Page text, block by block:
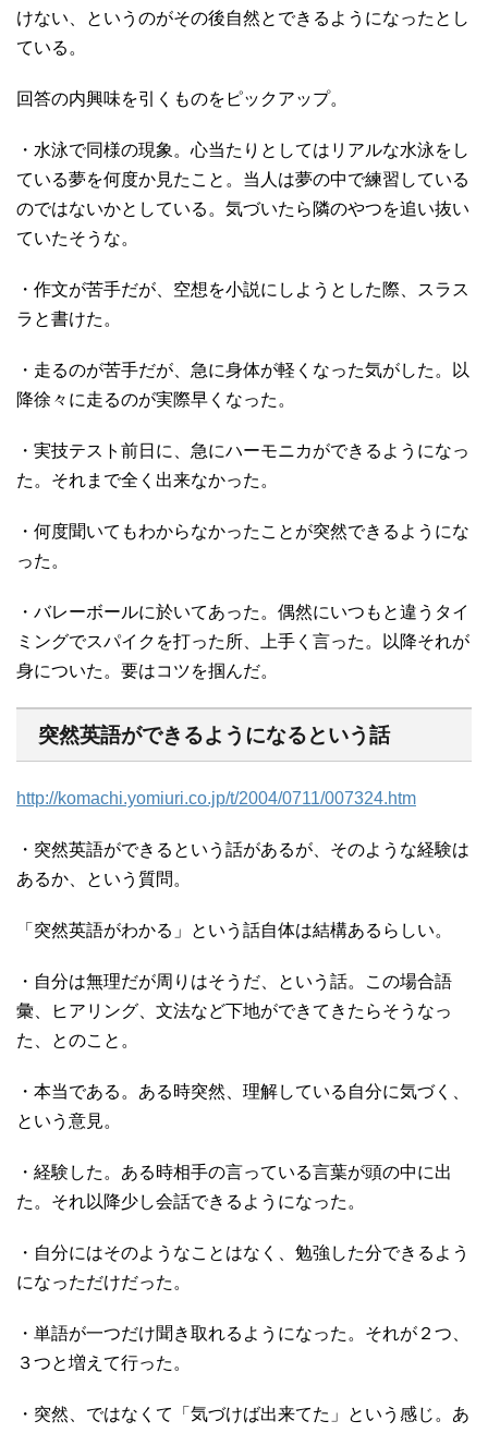
けない、というのがその後自然とできるようになったとし
ている。
回答の内興味を引くものをピックアップ。
・水泳で同様の現象。心当たりとしてはリアルな水泳をし
ている夢を何度か見たこと。当人は夢の中で練習している
のではないかとしている。気づいたら隣のやつを追い抜い
ていたそうな。
・作文が苦手だが、空想を小説にしようとした際、スラス
ラと書けた。
・走るのが苦手だが、急に身体が軽くなった気がした。以
降徐々に走るのが実際早くなった。
・実技テスト前日に、急にハーモニカができるようになっ
た。それまで全く出来なかった。
・何度聞いてもわからなかったことが突然できるようにな
った。
・バレーボールに於いてあった。偶然にいつもと違うタイ
ミングでスパイクを打った所、上手く言った。以降それが
身についた。要はコツを掴んだ。
突然英語ができるようになるという話
http://komachi.yomiuri.co.jp/t/2004/0711/007324.htm
・突然英語ができるという話があるが、そのような経験は
あるか、という質問。
「突然英語がわかる」という話自体は結構あるらしい。
・自分は無理だが周りはそうだ、という話。この場合語
彙、ヒアリング、文法など下地ができてきたらそうなっ
た、とのこと。
・本当である。ある時突然、理解している自分に気づく、
という意見。
・経験した。ある時相手の言っている言葉が頭の中に出
た。それ以降少し会話できるようになった。
・自分にはそのようなことはなく、勉強した分できるよう
になっただけだった。
・単語が一つだけ聞き取れるようになった。それが２つ、
３つと増えて行った。
・突然、ではなくて「気づけば出来てた」という感じ。あ